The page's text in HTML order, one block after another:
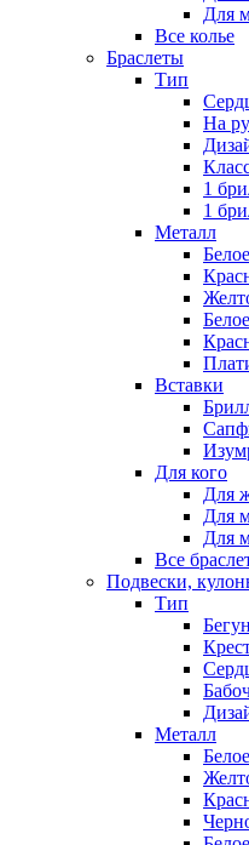
Для
Все колье
Браслеты
Тип
На
1
1
Металл
Вставки
Для кого
Для
Для
Для
Все
Подвески,
Тип
Металл